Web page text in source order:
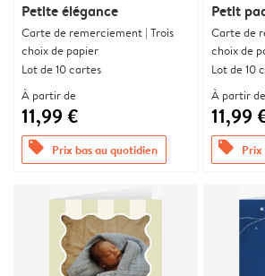
Petite élégance
Carte de remerciement | Trois
choix de papier
Lot de 10 cartes
À partir de
11,99 €
offers Prix bas au quotidien
Petit
Carte de
choix de
Lot de 10
À partir de
11,99
offers Prix